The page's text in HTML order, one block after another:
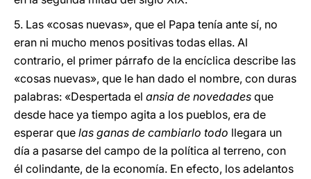
5. Las «cosas nuevas», que el Papa tenía ante sí, no
eran ni mucho menos positivas todas ellas. Al
contrario, el primer párrafo de la encíclica describe las
«cosas nuevas», que le han dado el nombre, con duras
palabras: «Despertada el ansia de novedades que
desde hace ya tiempo agita a los pueblos, era de
esperar que las ganas de cambiarlo todo llegara un
día a pasarse del campo de la política al terreno, con
él colindante, de la economía. En efecto, los adelantos